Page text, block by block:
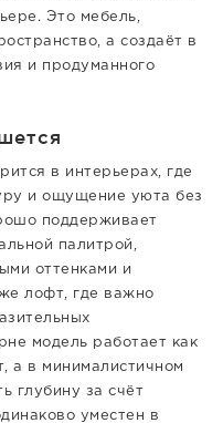
Это мебель,
а создаёт в
и продуманного
в интерьерах, где
и ощущение уюта без
поддерживает
палитрой,
оттенками и
лофт, где важно
модель работает как
а в минималистичном
глубину за счёт
уместен в